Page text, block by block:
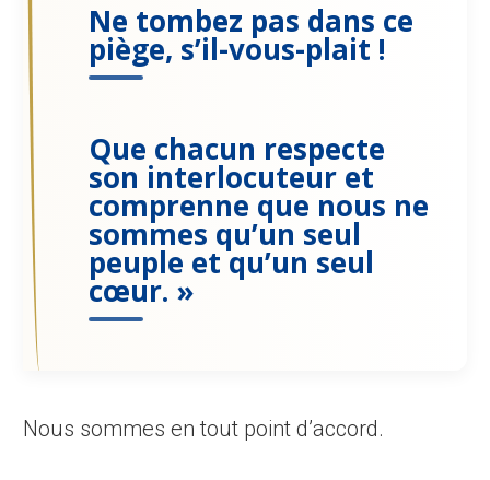
Ne tombez pas dans ce
piège, s’il-vous-plait !
Que chacun respecte
son interlocuteur et
comprenne que nous ne
sommes qu’un seul
peuple et qu’un seul
cœur. »
Nous sommes en tout point d’accord.